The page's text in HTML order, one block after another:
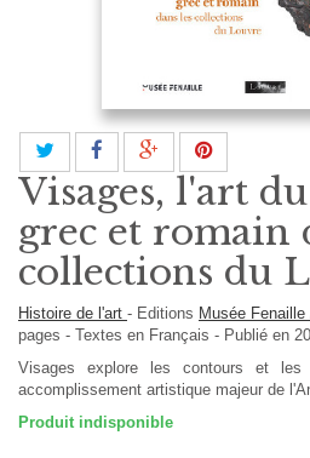
Visages, l'art
grec et romain
collections du
Histoire de l'art - Editions Musée
pages - Textes en Français - Publié en
Visages explore les contours et
accomplissement artistique majeur de
Produit indisponible